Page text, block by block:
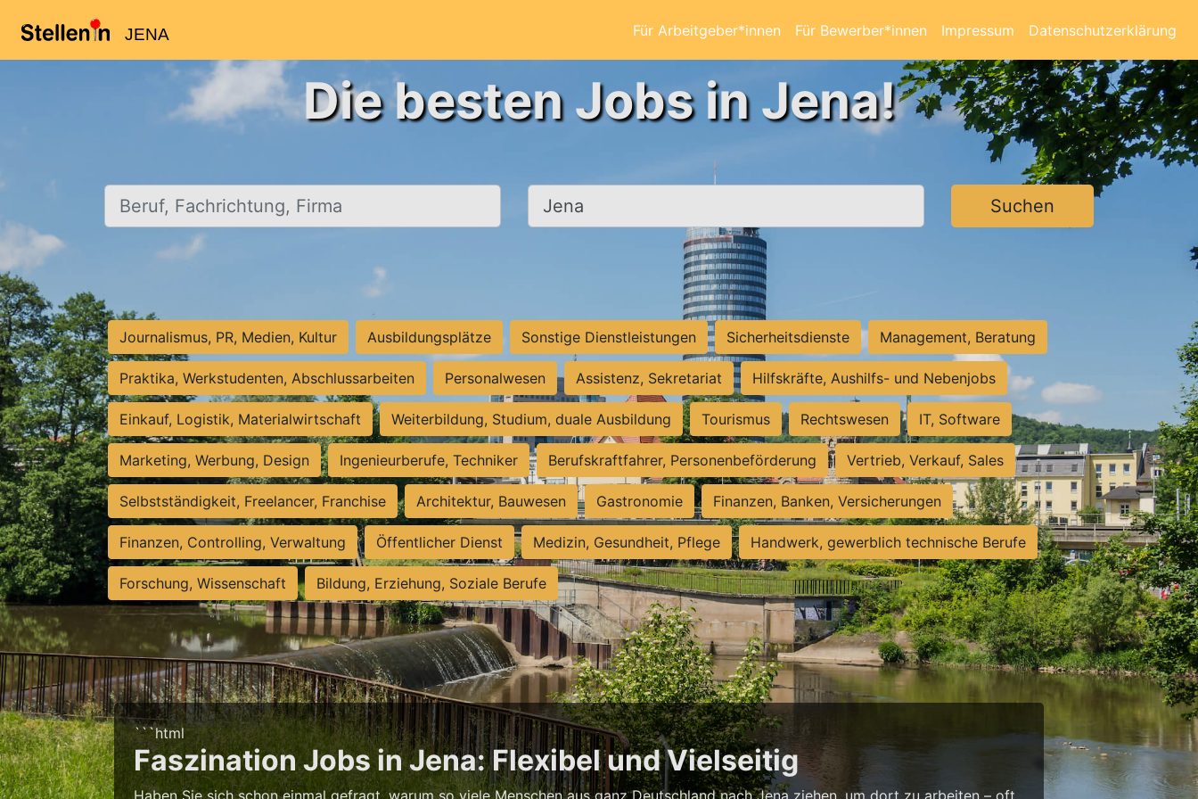
JENA Für Arbeitgeber*innen Für Bewerber*innen Impressum Datenschutzerklärung
Die besten Jobs in Jena!
Beruf, Fachrichtung, Firma Ort, Stadt Suchen
Journalismus, PR, Medien, Kultur Ausbildungsplätze Sonstige Dienstleistungen Sicherheitsdienste Management, Beratung
Praktika, Werkstudenten, Abschlussarbeiten Personalwesen Assistenz, Sekretariat Hilfskräfte, Aushilfs- und Nebenjobs
Einkauf, Logistik, Materialwirtschaft Weiterbildung, Studium, duale Ausbildung Tourismus Rechtswesen IT, Software
Marketing, Werbung, Design Ingenieurberufe, Techniker Berufskraftfahrer, Personenbeförderung Vertrieb, Verkauf, Sales
Selbstständigkeit, Freelancer, Franchise Architektur, Bauwesen Gastronomie Finanzen, Banken, Versicherungen
Finanzen, Controlling, Verwaltung Öffentlicher Dienst Medizin, Gesundheit, Pflege Handwerk, gewerblich technische Berufe
Forschung, Wissenschaft Bildung, Erziehung, Soziale Berufe
```html
Faszination Jobs in Jena: Flexibel und Vielseitig